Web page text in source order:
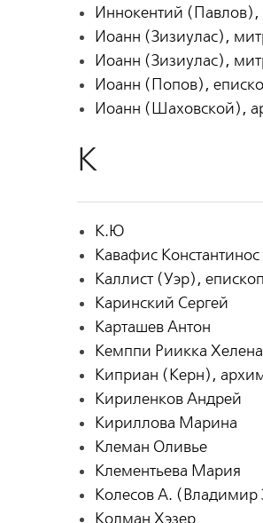
Иннокентий (Павлов),
Иоанн (Зизиулас),
Иоанн (Зизиулас),
Иоанн (Попов),
Иоанн (Шаховской),
К
К.Ю
Кавафис Константинос
Каллист (Уэр), епископ
Каринский Сергей
Карташев Антон
Кемппи Риикка Хелена
Киприан (Керн),
Кириленков Андрей
Кириллова Марина
Клеман Оливье
Клементьева Мария
Колесов А. (Владимир
Колман Хэзер